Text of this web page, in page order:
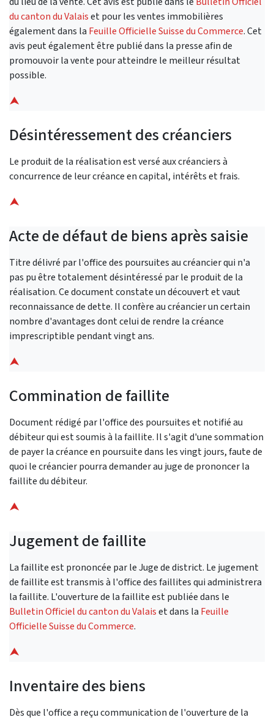
du canton du Valaiset pour les ventes immobilières
également dans la Feuille Officielle Suisse du Commerce. Cet
avis peut également être publié dans la presse afin de
promouvoir la vente pour atteindre le meilleur résultat
possible.
⮝
Désintéressement des créanciers
Le produit de la réalisation est versé aux créanciers à
concurrence de leur créance en capital, intérêts et frais.
⮝
Acte de défaut de biens après saisie
Titre délivré par l'office des poursuites au créancier qui n'a
pas pu être totalement désintéressé par le produit de la
réalisation. Ce document constate un découvert et vaut
reconnaissance de dette. Il confère au créancier un certain
nombre d'avantages dont celui de rendre la créance
imprescriptible pendant vingt ans.
⮝
Commination de faillite
Document rédigé par l'office des poursuites et notifié au
débiteur qui est soumis à la faillite. Il s'agit d'une sommation
de payer la créance en poursuite dans les vingt jours, faute de
quoi le créancier pourra demander au juge de prononcer la
faillite du débiteur.
⮝
Jugement de faillite
La faillite est prononcée par le Juge de district. Le jugement
de faillite est transmis à l'office des faillites qui administrera
la faillite. L'ouverture de la faillite est publiée dans le
Bulletin Officiel du canton du Valaiset dans la Feuille
Officielle Suisse du Commerce.
⮝
Inventaire des biens
Dès que l'office a reçu communication de l'ouverture de la